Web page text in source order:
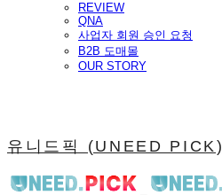
REVIEW
QNA
사업자 회원 승인 요청
B2B 도매몰
OUR STORY
유니드픽 (UNEED PICK)